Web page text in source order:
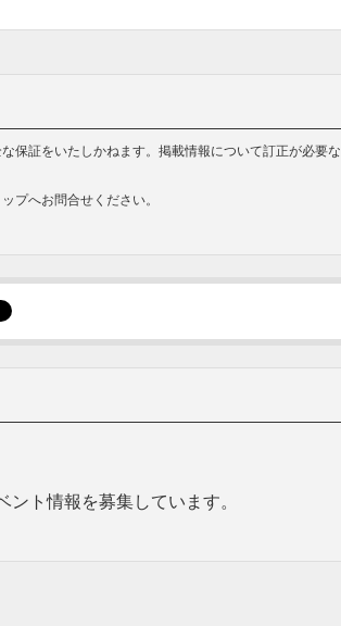
保証をいたしかねます。掲載情報について訂正が必要な
プへお問合せください。
ト情報を募集しています。